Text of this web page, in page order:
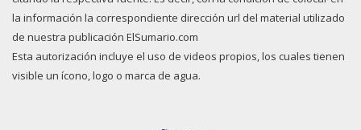
la información la correspondiente dirección url del material utilizado
de nuestra publicación ElSumario.com
Esta autorización incluye el uso de videos propios, los cuales tienen
visible un ícono, logo o marca de agua.